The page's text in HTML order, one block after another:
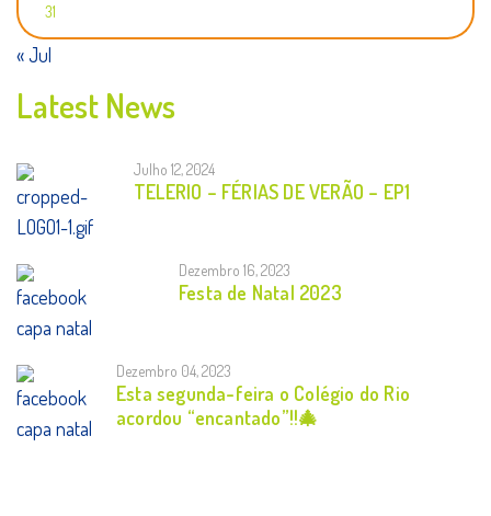
31
« Jul
Latest News
Julho 12, 2024
TELERIO – FÉRIAS DE VERÃO – EP1
Dezembro 16, 2023
Festa de Natal 2023
Dezembro 04, 2023
Esta segunda-feira o Colégio do Rio
acordou “encantado”!!🎄